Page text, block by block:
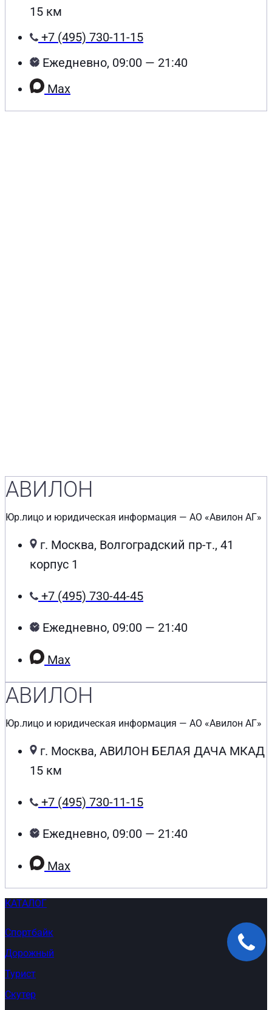
15 км
+7 (495) 730-11-15
Ежедневно, 09:00 — 21:40
Max
АВИЛОН
Юр.лицо и юридическая информация — АО «Авилон АГ»
г. Москва, Волгоградский пр-т., 41
корпус 1
+7 (495) 730-44-45
Ежедневно, 09:00 — 21:40
Max
АВИЛОН
Юр.лицо и юридическая информация — АО «Авилон АГ»
г. Москва, АВИЛОН БЕЛАЯ ДАЧА МКАД
15 км
+7 (495) 730-11-15
Ежедневно, 09:00 — 21:40
Max
КАТАЛОГ
Спортбайк
Дорожный
Турист
Скутер